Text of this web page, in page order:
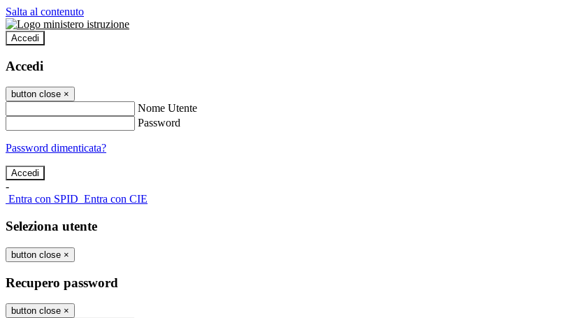
Salta al contenuto
Accedi
Accedi
button close ×
Nome Utente
Password
Password dimenticata?
-
Entra con SPID Entra con CIE
Seleziona utente
button close ×
Recupero password
button close ×